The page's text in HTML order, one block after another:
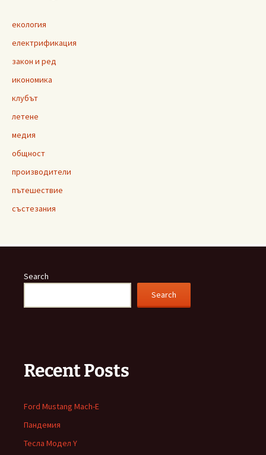
екология
електрификация
закон и ред
икономика
клубът
летене
медия
общност
производители
пътешествие
състезания
Search
Search
Recent Posts
Ford Mustang Mach-E
Пандемия
Тесла Модел Y